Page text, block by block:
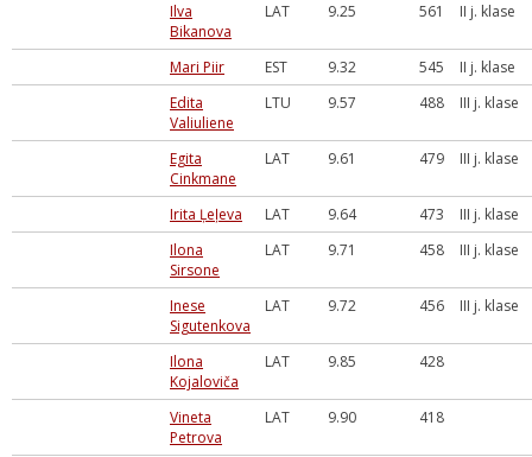
Ilva
Bikanova
LAT 9.25 561 II j. klase
Mari Piir EST 9.32 545
II j. klase
Edita
Valiuliene
LTU 9.57 488 III j. klase
Egita
Cinkmane
LAT 9.61 479 III j. klase
Irita Ļeļeva LAT 9.64 473
III j. klase
Ilona
Sirsone
LAT 9.71 458 III j. klase
Inese
Sigutenkova
LAT 9.72 456 III j. klase
Ilona
Kojaloviča
LAT 9.85 428
Vineta
Petrova
LAT 9.90 418